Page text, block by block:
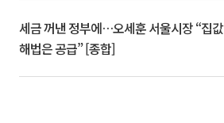
세금 꺼낸 정부에…오세훈 서울시장 “집값
해법은 공급” [종합]